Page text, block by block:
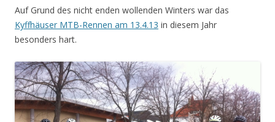
Auf Grund des nicht enden wollenden Winters war das
Kyffhäuser MTB-Rennen am 13.4.13 in diesem Jahr
besonders hart.